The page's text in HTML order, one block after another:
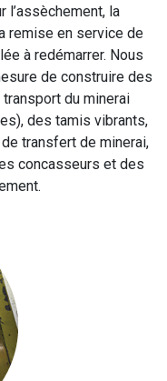
l’assèchement, la
remise en service de
à redémarrer. Nous
de construire des
du minerai
des tamis vibrants,
transfert de minerai,
concasseurs et des